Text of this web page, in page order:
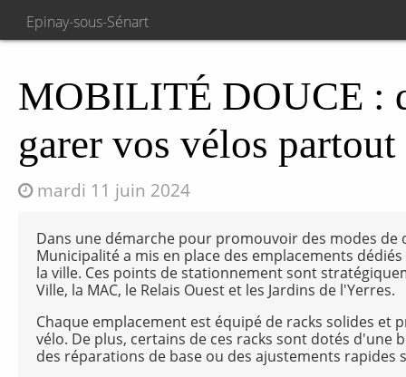
Epinay-sous-Sénart
MOBILITÉ DOUCE :
garer vos vélos
mardi 11 juin 2024
Dans une démarche pour promouvoir des modes
Municipalité a mis en place des emplacements
la ville. Ces points de stationnement sont
Ville, la MAC, le Relais Ouest et les Jardins de l'Yerres.
Chaque emplacement est équipé de racks solides
vélo. De plus, certains de ces racks sont dotés
des réparations de base ou des ajustements rapides